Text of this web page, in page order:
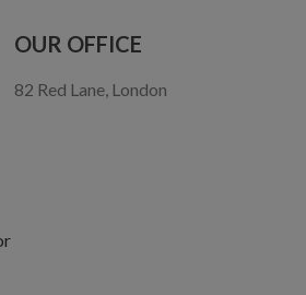
OUR OFFICE
82 Red Lane, London